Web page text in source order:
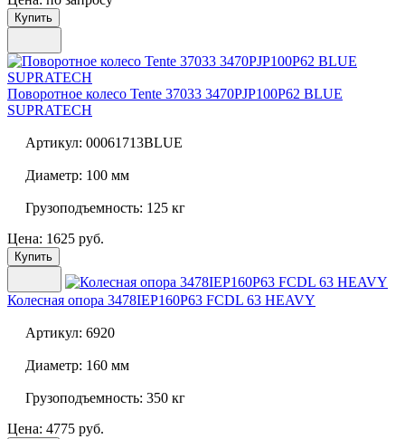
Купить
Поворотное колесо Tente 37033 3470PJP100P62 BLUE
SUPRATECH
Артикул: 00061713BLUE
Диаметр: 100 мм
Грузоподъемность: 125 кг
Цена: 1625 руб.
Купить
Колесная опора 3478IEP160P63 FCDL 63 HEAVY
Артикул: 6920
Диаметр: 160 мм
Грузоподъемность: 350 кг
Цена: 4775 руб.